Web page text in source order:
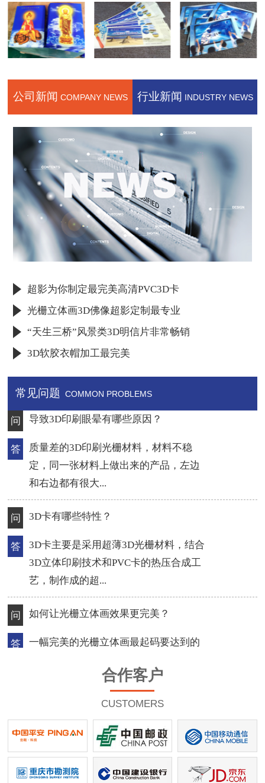
公司新闻 COMPANY NEWS 行业新闻 INDUSTRY NEWS
超影为你制定最完美高清PVC3D卡
光栅立体画3D佛像超影定制最专业
“天生三桥”风景类3D明信片非常畅销
3D软胶衣帽加工最完美
常见问题 COMMON PROBLEMS
问 3D卡有哪些特性？
答
3D卡主要是采用超薄3D光栅材料，结合
3D立体印刷技术和PVC卡的热压合成工
艺，制作成的超...
问 如何让光栅立体画效果更完美？
答
一幅完美的光栅立体画最起码要达到的
标准，充分利用光栅，是做出透彻立体
感的关键，选...
问 导致3D印刷眼晕有哪些原因？
答
质量差的3D印刷光栅材料，材料不稳
定，同一张材料上做出来的产品，左边
和右边都有很大...
合作客户
CUSTOMERS